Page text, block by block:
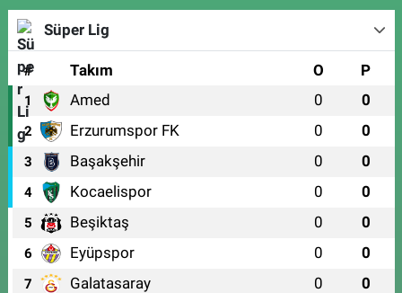
Süper Lig
# Takım O P
1 Amed 0 0
2 Erzurumspor FK 0 0
3 Başakşehir 0 0
4 Kocaelispor 0 0
5 Beşiktaş 0 0
6 Eyüpspor 0 0
7 Galatasaray 0 0